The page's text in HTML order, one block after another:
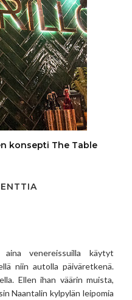
konsepti The Table
venereissuilla käytyt
niin autolla päiväretkenä.
Ellen ihan väärin muista,
Naantalin kylpylän leipomia